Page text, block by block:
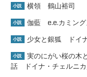
小説 横領 鶴山裕司
小説 伽藍 e.e.カミング
小説 少女と銀狐 ドイ
小説
実のにがい桜の木
話 ドイナ・チェルニカ